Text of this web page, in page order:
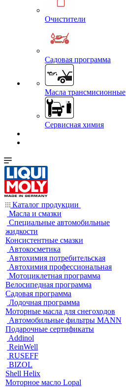
Очистители
Садовая программа
Масла трансмисионные
Сервисная химия
Каталог продукции
Масла и смазки
Специальные автомобильные
жидкости
Консистентные смазки
Автокосметика
Автохимия потребительская
Автохимия профессиональная
Мотоциклетная программа
Велосипедная программа
Садовая программа
Лодочная программа
Моторные масла для снегоходов
Автомобильные фильтры MANN
Подарочные сертификаты
Addinol
ReinWell
RUSEFF
BIZOL
Shell Helix
Моторное масло Lopal